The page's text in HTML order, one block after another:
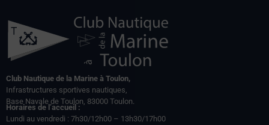
Club Nautique de la Marine à Toulon,
Infrastructures sportives nautiques,
Base Navale de Toulon, 83000 Toulon.
Horaires de l’accueil :
Lundi au vendredi : 7h30/12h00 – 13h30/17h00